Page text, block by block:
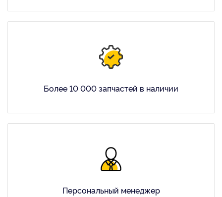
Более 10 000 запчастей в наличии
Персональный менеджер